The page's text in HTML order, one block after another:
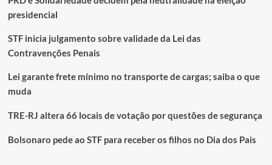
presidencial
STF inicia julgamento sobre validade da Lei das
Contravenções Penais
Lei garante frete mínimo no transporte de cargas; saiba o que
muda
TRE-RJ altera 66 locais de votação por questões de segurança
Bolsonaro pede ao STF para receber os filhos no Dia dos Pais